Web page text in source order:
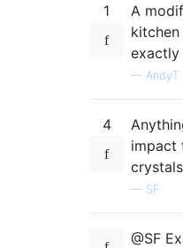
1
A
exactly
— AndyT
4
impact
— SF.
@SF